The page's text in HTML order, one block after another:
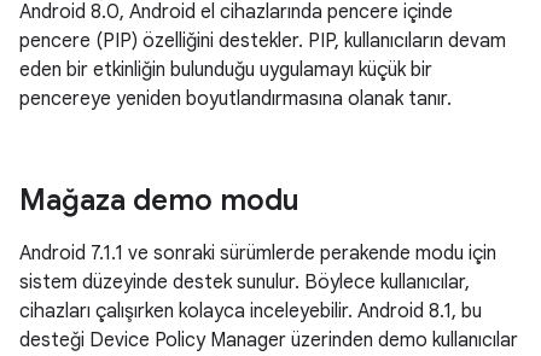
Android 8.0, Android el cihazlarında pencere içinde
pencere (PIP) özelliğini destekler. PIP, kullanıcıların devam
eden bir etkinliğin bulunduğu uygulamayı küçük bir
pencereye yeniden boyutlandırmasına olanak tanır.
Mağaza demo modu
Android 7.1.1 ve sonraki sürümlerde perakende modu için
sistem düzeyinde destek sunulur. Böylece kullanıcılar,
cihazları çalışırken kolayca inceleyebilir. Android 8.1, bu
desteği Device Policy Manager üzerinden demo kullanıcılar